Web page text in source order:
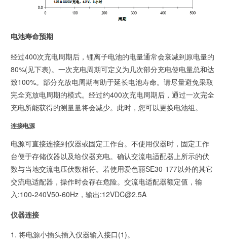
电池寿命预期
经过400次充电周期后，锂离子电池的电量通常会衰减到原电量的
80%(见下表)。一次充电周期可定义为几次部分充电使电量总和达
致100%。部分充放电周期有助于延长电池寿命。请尽量避免采取
完全充放电周期的模式。经过约400次充电周期后，通过一次完全
充电所能获得的测量量将会减少。此时，您可以更换电池组。
连接电源
电源可直接连接到仪器或固定工作台。不使用仪器时，固定工作
台便于存储仪器以及给仪器充电。确认交流电适配器上所示的伏
数与当地交流电压伏数相符。若使用爱色丽SE30-177以外的其它
交流电适配器，操作时会存在危险。交流电适配器额定值，输
入:100-240V50-60Hz，输出:12VDC@2.5A
仪器连接
将电源小插头插入仪器输入接口(1)。